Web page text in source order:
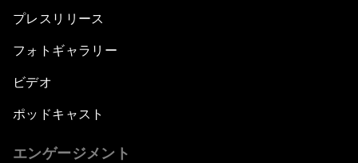
プレスリリース
フォトギャラリー
ビデオ
ポッドキャスト
エンゲージメント